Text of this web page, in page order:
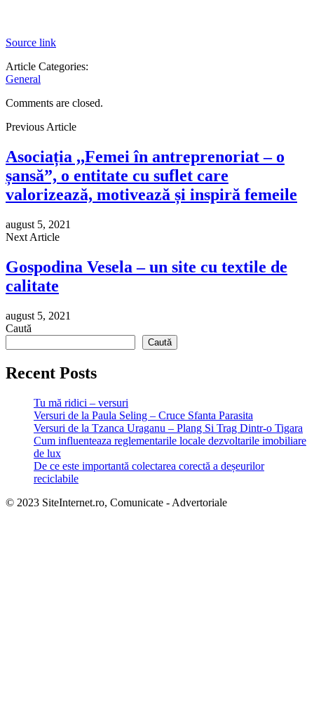
Source link
Article Categories:
General
Comments are closed.
Previous Article
Asociația ,,Femei în antreprenoriat – o
șansă”, o entitate cu suflet care
valorizează, motivează și inspiră femeile
august 5, 2021
Next Article
Gospodina Vesela – un site cu textile de
calitate
august 5, 2021
Caută
Caută
Recent Posts
Tu mă ridici – versuri
Versuri de la Paula Seling – Cruce Sfanta Parasita
Versuri de la Tzanca Uraganu – Plang Si Trag Dintr-o Tigara
Cum influenteaza reglementarile locale dezvoltarile imobiliare
de lux
De ce este importantă colectarea corectă a deșeurilor
reciclabile
© 2023 SiteInternet.ro, Comunicate - Advertoriale